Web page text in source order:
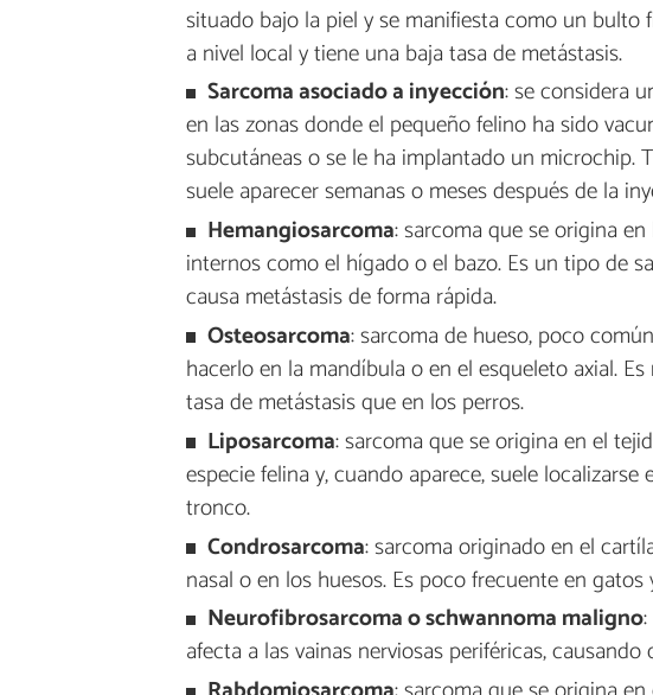
situado bajo la piel y se manifiesta como un bulto
a nivel local y tiene una baja tasa de metástasis.
Sarcoma asociado a inyección: se considera
en las zonas donde el pequeño felino ha sido
subcutáneas o se le ha implantado un microchip.
suele aparecer semanas o meses después de la
Hemangiosarcoma: sarcoma que se origina
internos como el hígado o el bazo. Es un tipo de
causa metástasis de forma rápida.
Osteosarcoma: sarcoma de hueso, poco
hacerlo en la mandíbula o en el esqueleto axial.
tasa de metástasis que en los perros.
Liposarcoma: sarcoma que se origina en el
especie felina y, cuando aparece, suele
tronco.
Condrosarcoma: sarcoma originado en el
nasal o en los huesos. Es poco frecuente en
Neurofibrosarcoma o schwannoma maligno
afecta a las vainas nerviosas periféricas,